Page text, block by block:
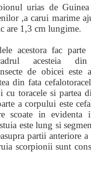
urias de
,a carui marime
are 1,3 cm lungime.
acestora fac parte
acesteia din
de obicei este
din fata
toracele si partea
a corpului este
scoate in evidenta
este lung si
partii anteriore
scorpionii sunt